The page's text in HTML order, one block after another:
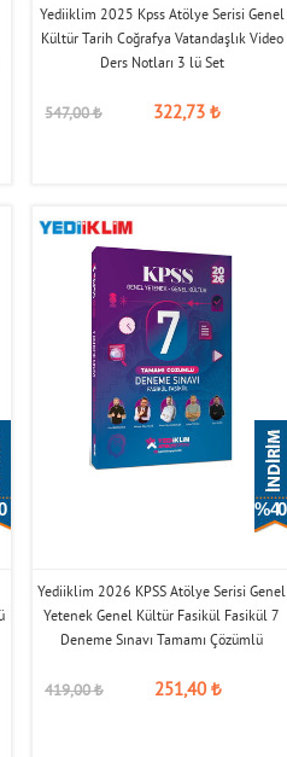
Yediiklim 2025 Kpss Atölye Serisi Genel
Kültür Tarih Coğrafya Vatandaşlık Video
Ders Notları 3 lü Set
547,00₺ 322,73 ₺
% 40
Yediiklim 2026 KPSS Atölye Serisi Genel
Yetenek Genel Kültür Fasikül Fasikül 7
Deneme Sınavı Tamamı Çözümlü
419,00₺ 251,40₺